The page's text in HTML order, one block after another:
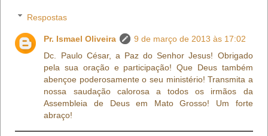
Respostas
Pr. Ismael Oliveira
9 de março de 2013 às 17:02
Dc. Paulo César, a Paz do Senhor Jesus! Obrigado
pela sua oração e participação! Que Deus também
abençoe poderosamente o seu ministério! Transmita a
nossa saudação calorosa a todos os irmãos da
Assembleia de Deus em Mato Grosso! Um forte
abraço!